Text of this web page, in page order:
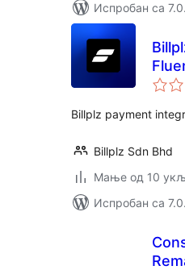
Испробан са
Billplz payment
Billplz Sdn Bhd
Мање од 10
Испробан са